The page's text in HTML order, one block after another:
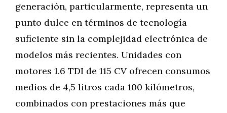
generación, particularmente, representa un
punto dulce en términos de tecnología
suficiente sin la complejidad electrónica de
modelos más recientes. Unidades con
motores 1.6 TDI de 115 CV ofrecen consumos
medios de 4,5 litros cada 100 kilómetros,
combinados con prestaciones más que